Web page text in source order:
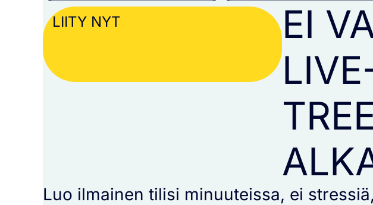
LIITY NYT
EI
Luo ilmainen tilisi minuuteissa, ei